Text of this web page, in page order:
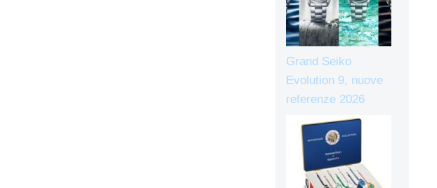
Grand Seiko
Evolution 9, nuove
referenze 2026